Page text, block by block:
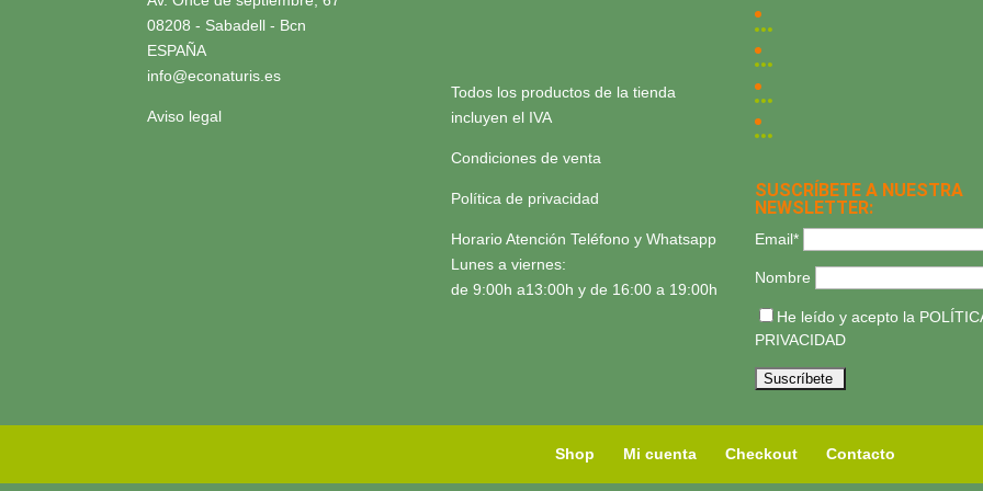
08208 - Sabadell - Bcn
ESPAÑA
info@econaturis.es
Aviso legal
Todos los productos de la tienda
incluyen el IVA
Condiciones de venta
Política de privacidad
Horario Atención Teléfono y Whatsapp
Lunes a viernes:
de 9:00h a13:00h y de 16:00 a 19:00h
SUSCRÍBETE A NUESTRA
NEWSLETTER:
Email*
Nombre
He leído y acepto la
PRIVACIDAD
Shop Mi cuenta Checkout Contacto